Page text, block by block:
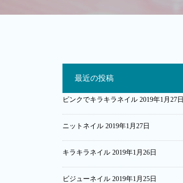
最近の投稿
ピンクでキラキラネイル 2019年1月27日
ニットネイル 2019年1月27日
キラキラネイル 2019年1月26日
ビジューネイル 2019年1月25日